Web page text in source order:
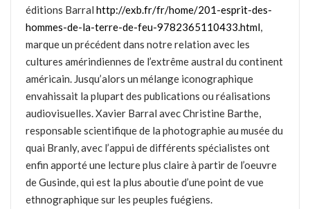
éditions Barral http://exb.fr/fr/home/201-esprit-des-
hommes-de-la-terre-de-feu-9782365110433.html,
marque un précédent dans notre relation avec les
cultures amérindiennes de l’extrême austral du continent
américain. Jusqu’alors un mélange iconographique
envahissait la plupart des publications ou réalisations
audiovisuelles. Xavier Barral avec Christine Barthe,
responsable scientifique de la photographie au musée du
quai Branly, avec l’appui de différents spécialistes ont
enfin apporté une lecture plus claire à partir de l’oeuvre
de Gusinde, qui est la plus aboutie d’une point de vue
ethnographique sur les peuples fuégiens.